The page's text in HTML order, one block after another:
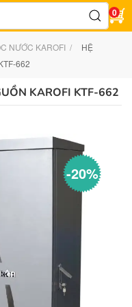
0
NƯỚC KAROFI
HỆ
662
KAROFI KTF-662
-20%